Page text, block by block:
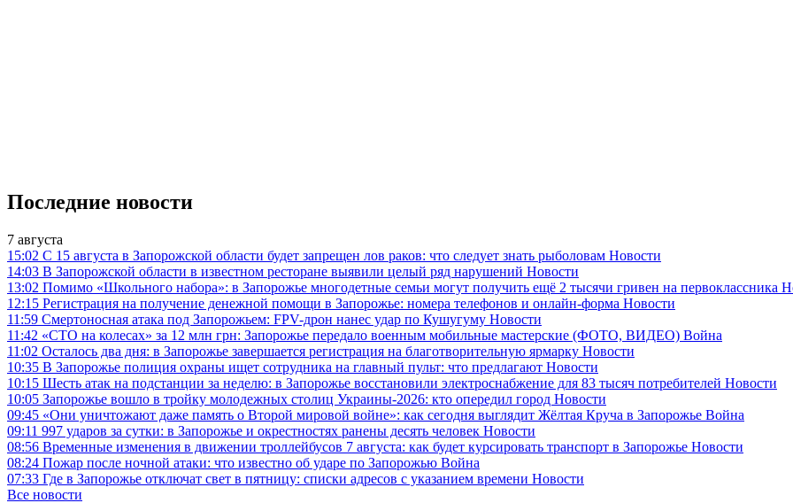
Последние новости
7 августа
15:02 С 15 августа в Запорожской области будет запрещен лов раков: что следует знать рыболовам Новости
14:03 В Запорожской области в известном ресторане выявили целый ряд нарушений Новости
13:02 Помимо «Школьного набора»: в Запорожье многодетные семьи могут получить ещё 2 тысячи гривен на первоклассника
12:15 Регистрация на получение денежной помощи в Запорожье: номера телефонов и онлайн-форма Новости
11:59 Смертоносная атака под Запорожьем: FPV-дрон нанес удар по Кушугуму Новости
11:42 «СТО на колесах» за 12 млн грн: Запорожье передало военным мобильные мастерские (ФОТО, ВИДЕО) Война
11:02 Осталось два дня: в Запорожье завершается регистрация на благотворительную ярмарку Новости
10:35 В Запорожье полиция охраны ищет сотрудника на главный пульт: что предлагают Новости
10:15 Шесть атак на подстанции за неделю: в Запорожье восстановили электроснабжение для 83 тысяч потребителей Новости
10:05 Запорожье вошло в тройку молодежных столиц Украины-2026: кто опередил город Новости
09:45 «Они уничтожают даже память о Второй мировой войне»: как сегодня выглядит Жёлтая Круча в Запорожье Война
09:11 997 ударов за сутки: в Запорожье и окрестностях ранены десять человек Новости
08:56 Временные изменения в движении троллейбусов 7 августа: как будет курсировать транспорт в Запорожье Новости
08:24 Пожар после ночной атаки: что известно об ударе по Запорожью Война
07:33 Где в Запорожье отключат свет в пятницу: списки адресов с указанием времени Новости
Все новости